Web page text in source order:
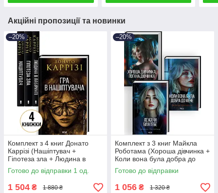
Акційні пропозиції та новинки
–20%
Комплект з 4 книг Донато
Каррізі (Нашіптувач +
Гіпотеза зла + Людина в
лабіринті + Гра в
нашіптувача)
Готово до відправки 1 од.
1 504 ₴ 1 880 ₴
–20%
Комплект з 3 книг Майкла
Роботама (Хороша дівчинка +
Коли вона була добра до
мене + Лежачи біля тебе)
Готово до відправки
1 056 ₴ 1 320 ₴